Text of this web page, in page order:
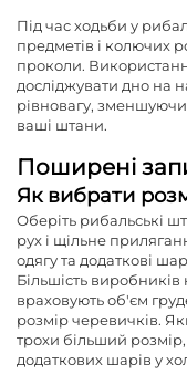
Під час ходьби у
предметів і колючих
проколи.
досліджувати дно на
рівновагу,
ваші штани.
Поширені
Як вибрати
Оберіть рибальські
рух і щільне
одягу та додаткові
Більшість виробників
враховують об'єм
розмір черевичків.
трохи більший
додаткових шарів у